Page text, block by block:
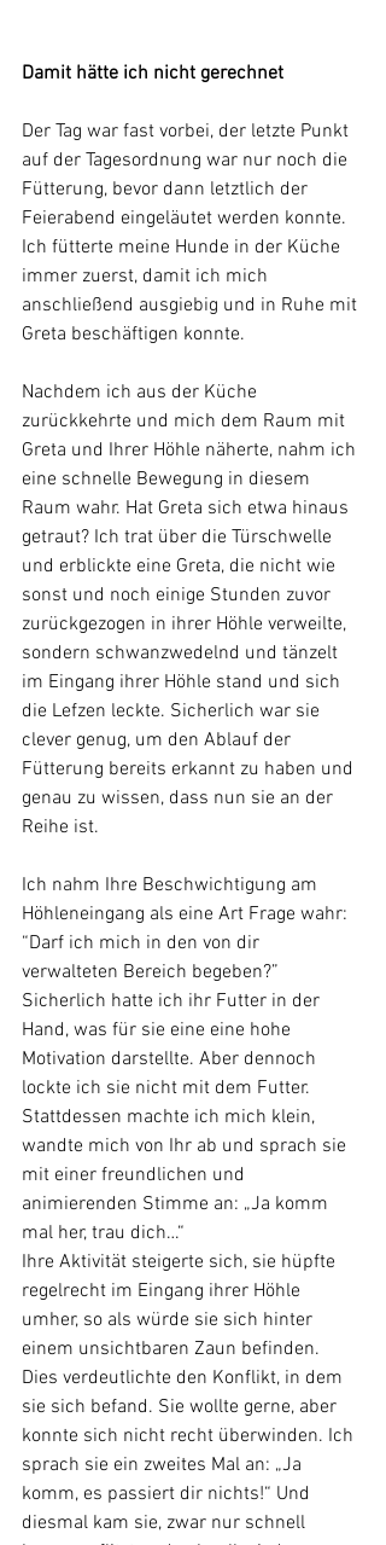
Damit hätte ich nicht gerechnet
Der Tag war fast vorbei, der letzte Punkt
auf der Tagesordnung war nur noch die
Fütterung, bevor dann letztlich der
Feierabend eingeläutet werden konnte.
Ich fütterte meine Hunde in der Küche
immer zuerst, damit ich mich
anschließend ausgiebig und in Ruhe mit
Greta beschäftigen konnte.
Nachdem ich aus der Küche
zurückkehrte und mich dem Raum mit
Greta und Ihrer Höhle näherte, nahm ich
eine schnelle Bewegung in diesem
Raum wahr. Hat Greta sich etwa hinaus
getraut? Ich trat über die Türschwelle
und erblickte eine Greta, die nicht wie
sonst und noch einige Stunden zuvor
zurückgezogen in ihrer Höhle verweilte,
sondern schwanzwedelnd und tänzelt
im Eingang ihrer Höhle stand und sich
die Lefzen leckte. Sicherlich war sie
clever genug, um den Ablauf der
Fütterung bereits erkannt zu haben und
genau zu wissen, dass nun sie an der
Reihe ist.
Ich nahm Ihre Beschwichtigung am
Höhleneingang als eine Art Frage wahr:
“Darf ich mich in den von dir
verwalteten Bereich begeben?”
Sicherlich hatte ich ihr Futter in der
Hand, was für sie eine eine hohe
Motivation darstellte. Aber dennoch
lockte ich sie nicht mit dem Futter.
Stattdessen machte ich mich klein,
wandte mich von Ihr ab und sprach sie
mit einer freundlichen und
animierenden Stimme an: „Ja komm
mal her, trau dich…“
Ihre Aktivität steigerte sich, sie hüpfte
regelrecht im Eingang ihrer Höhle
umher, so als würde sie sich hinter
einem unsichtbaren Zaun befinden.
Dies verdeutlichte den Konflikt, in dem
sie sich befand. Sie wollte gerne, aber
konnte sich nicht recht überwinden. Ich
sprach sie ein zweites Mal an: „Ja
komm, es passiert dir nichts!“ Und
diesmal kam sie, zwar nur schnell